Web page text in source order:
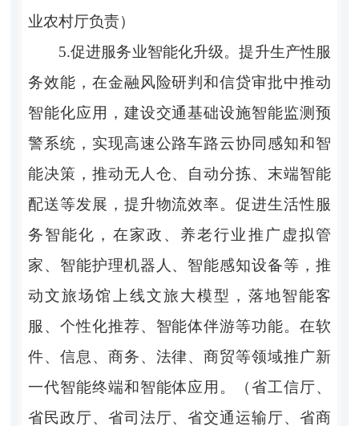
业农村厅负责）
5.促进服务业智能化升级。提升生产性服
务效能，在金融风险研判和信贷审批中推动
智能化应用，建设交通基础设施智能监测预
警系统，实现高速公路车路云协同感知和智
能决策，推动无人仓、自动分拣、末端智能
配送等发展，提升物流效率。促进生活性服
务智能化，在家政、养老行业推广虚拟管
家、智能护理机器人、智能感知设备等，推
动文旅场馆上线文旅大模型，落地智能客
服、个性化推荐、智能体伴游等功能。在软
件、信息、商务、法律、商贸等领域推广新
一代智能终端和智能体应用。（省工信厅、
省民政厅、省司法厅、省交通运输厅、省商